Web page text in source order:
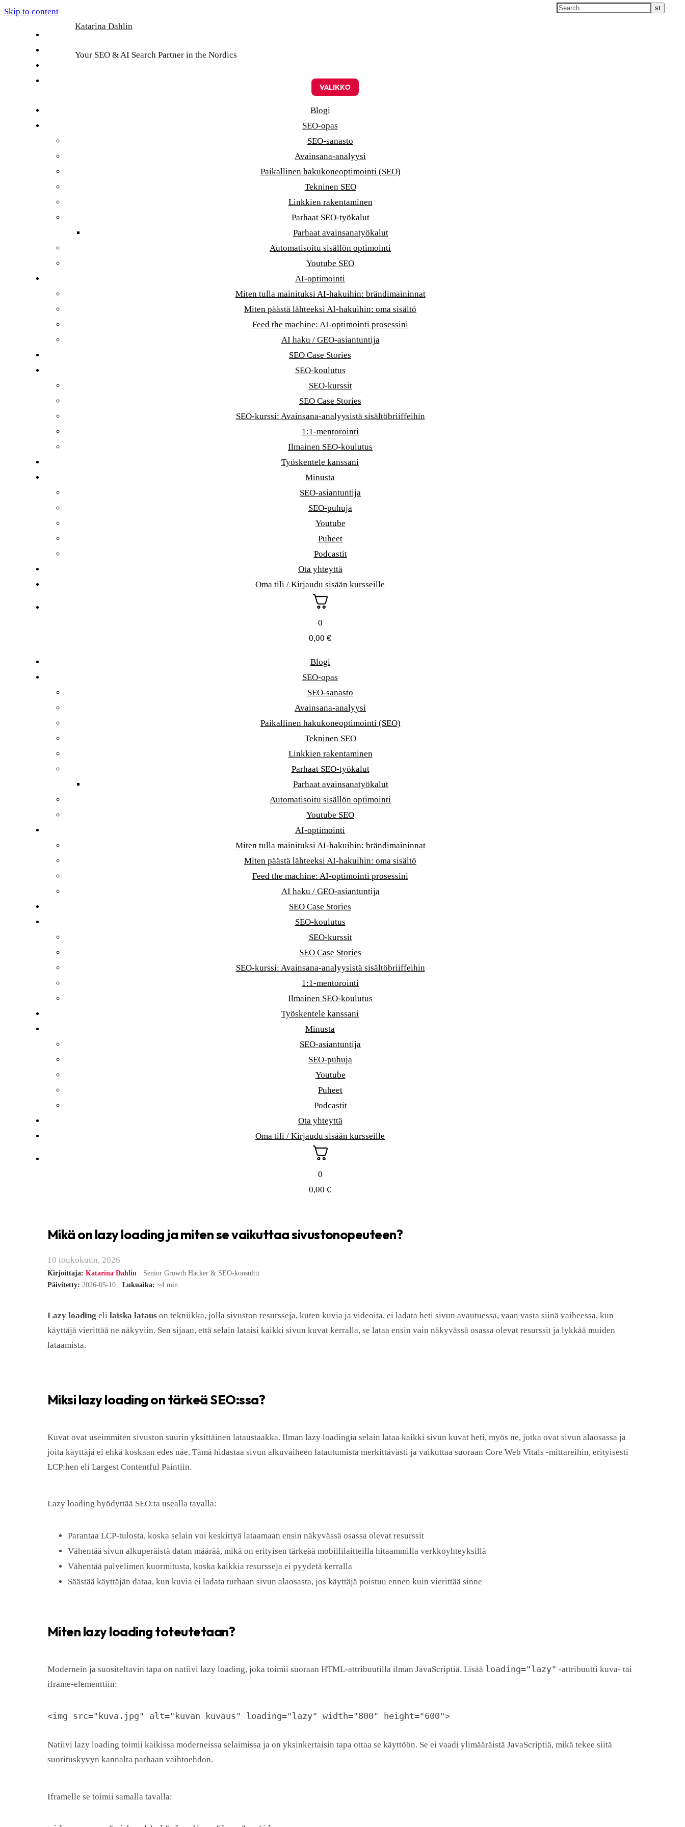
Skip to content
Katarina Dahlin
Your SEO & AI Search Partner in the Nordics
VALIKKO
Blogi
SEO-opas
SEO-sanasto
Avainsana-analyysi
Paikallinen hakukoneoptimointi (SEO)
Tekninen SEO
Linkkien rakentaminen
Parhaat SEO-työkalut
Parhaat avainsanatyökalut
Automatisoitu sisällön optimointi
Youtube SEO
AI-optimointi
Miten tulla mainituksi AI-hakuihin: brändimaininnat
Miten päästä lähteeksi AI-hakuihin: oma sisältö
Feed the machine: AI-optimointi prosessini
AI haku / GEO-asiantuntija
SEO Case Stories
SEO-koulutus
SEO-kurssit
SEO Case Stories
SEO-kurssi: Avainsana-analyysistä sisältöbriiffeihin
1:1-mentorointi
Ilmainen SEO-koulutus
Työskentele kanssani
Minusta
SEO-asiantuntija
SEO-puhuja
Youtube
Puheet
Podcastit
Ota yhteyttä
Oma tili / Kirjaudu sisään kursseille
0
0,00 €
Blogi
SEO-opas
SEO-sanasto
Avainsana-analyysi
Paikallinen hakukoneoptimointi (SEO)
Tekninen SEO
Linkkien rakentaminen
Parhaat SEO-työkalut
Parhaat avainsanatyökalut
Automatisoitu sisällön optimointi
Youtube SEO
AI-optimointi
Miten tulla mainituksi AI-hakuihin: brändimaininnat
Miten päästä lähteeksi AI-hakuihin: oma sisältö
Feed the machine: AI-optimointi prosessini
AI haku / GEO-asiantuntija
SEO Case Stories
SEO-koulutus
SEO-kurssit
SEO Case Stories
SEO-kurssi: Avainsana-analyysistä sisältöbriiffeihin
1:1-mentorointi
Ilmainen SEO-koulutus
Työskentele kanssani
Minusta
SEO-asiantuntija
SEO-puhuja
Youtube
Puheet
Podcastit
Ota yhteyttä
Oma tili / Kirjaudu sisään kursseille
0
0,00 €
Mikä on lazy loading ja miten se vaikuttaa sivustonopeuteen?
10 toukokuun, 2026
Kirjoittaja: Katarina Dahlin · Senior Growth Hacker & SEO-konsultti
Päivitetty: 2026-05-10 · Lukuaika: ~4 min
Lazy loading eli laiska lataus on tekniikka, jolla sivuston resursseja, kuten kuvia ja videoita, ei ladata heti sivun avautuessa, vaan vasta siinä vaiheessa, kun
käyttäjä vierittää ne näkyviin. Sen sijaan, että selain lataisi kaikki sivun kuvat kerralla, se lataa ensin vain näkyvässä osassa olevat resurssit ja lykkää muiden
lataamista.
Miksi lazy loading on tärkeä SEO:ssa?
Kuvat ovat useimmiten sivuston suurin yksittäinen lataustaakka. Ilman lazy loadingia selain lataa kaikki sivun kuvat heti, myös ne, jotka ovat sivun alaosassa ja
joita käyttäjä ei ehkä koskaan edes näe. Tämä hidastaa sivun alkuvaiheen latautumista merkittävästi ja vaikuttaa suoraan Core Web Vitals -mittareihin, erityisesti
LCP:hen eli Largest Contentful Paintiin.
Lazy loading hyödyttää SEO:ta usealla tavalla:
Parantaa LCP-tulosta, koska selain voi keskittyä lataamaan ensin näkyvässä osassa olevat resurssit
Vähentää sivun alkuperäistä datan määrää, mikä on erityisen tärkeää mobiililaitteilla hitaammilla verkkoyhteyksillä
Vähentää palvelimen kuormitusta, koska kaikkia resursseja ei pyydetä kerralla
Säästää käyttäjän dataa, kun kuvia ei ladata turhaan sivun alaosasta, jos käyttäjä poistuu ennen kuin vierittää sinne
Miten lazy loading toteutetaan?
Modernein ja suositeltavin tapa on natiivi lazy loading, joka toimii suoraan HTML-attribuutilla ilman JavaScriptiä. Lisää loading="lazy" -attribuutti kuva- tai
iframe-elementtiin:
<img src="kuva.jpg" alt="kuvan kuvaus" loading="lazy" width="800" height="600">
Natiivi lazy loading toimii kaikissa moderneissa selaimissa ja on yksinkertaisin tapa ottaa se käyttöön. Se ei vaadi ylimääräistä JavaScriptiä, mikä tekee siitä
suorituskyvyn kannalta parhaan vaihtoehdon.
Iframelle se toimii samalla tavalla: